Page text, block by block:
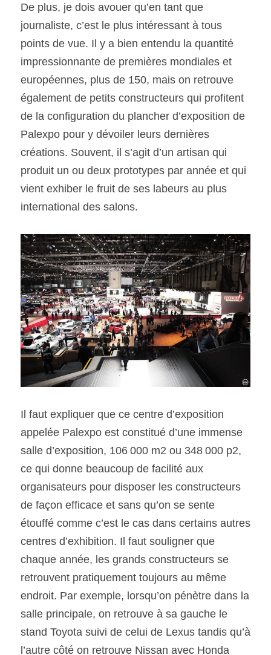
De plus, je dois avouer qu’en tant que
journaliste, c’est le plus intéressant à tous
points de vue. Il y a bien entendu la quantité
impressionnante de premières mondiales et
européennes, plus de 150, mais on retrouve
également de petits constructeurs qui profitent
de la configuration du plancher d’exposition de
Palexpo pour y dévoiler leurs dernières
créations. Souvent, il s’agit d’un artisan qui
produit un ou deux prototypes par année et qui
vient exhiber le fruit de ses labeurs au plus
international des salons.
Il faut expliquer que ce centre d’exposition
appelée Palexpo est constitué d’une immense
salle d’exposition, 106 000 m2 ou 348 000 p2,
ce qui donne beaucoup de facilité aux
organisateurs pour disposer les constructeurs
de façon efficace et sans qu’on se sente
étouffé comme c’est le cas dans certains autres
centres d’exhibition. Il faut souligner que
chaque année, les grands constructeurs se
retrouvent pratiquement toujours au même
endroit. Par exemple, lorsqu’on pénètre dans la
salle principale, on retrouve à sa gauche le
stand Toyota suivi de celui de Lexus tandis qu’à
l’autre côté on retrouve Nissan avec Honda